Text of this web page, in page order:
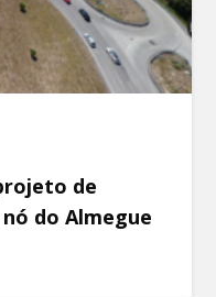
de
do Almegue